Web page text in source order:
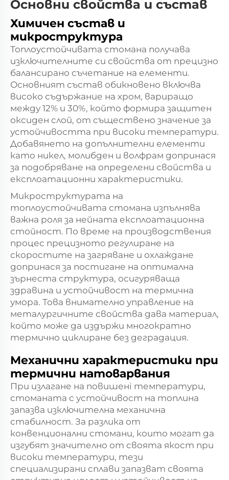
Основни свойства и състав
Химичен състав и
микроструктура
Топлоустойчивата стомана получава
изключителните си свойства от прецизно
балансирано съчетание на елементи.
Основният състав обикновено включва
високо съдържание на хром, вариращо
между 12% и 30%, който формира защитен
оксиден слой, от съществено значение за
устойчивостта при високи температури.
Добавянето на допълнителни елементи
като никел, молибден и волфрам допринася
за подобряване на определени свойства и
експлоатационни характеристики.
Микроструктурата на
топлоустойчивата стомана изпълнява
важна роля за нейната експлоатационна
стойност. По време на производствения
процес прецизното регулиране на
скоростите на загряване и охлаждане
допринася за постигане на оптимална
зърнеста структура, осигуряваща
здравина и устойчивост на термична
умора. Това внимателно управление на
металургичните свойства дава материал,
който може да издържи многократно
термично циклиране без деградация.
Механични характеристики при
термични натоварвания
При излагане на повишенi температури,
стоманата с устойчивост на топлина
запазва изключителна механична
стабилност. За разлика от
конвенционални стомани, които могат да
изгубят значително от своята якост при
високи температури, тези
специализирани сплави запазват своята